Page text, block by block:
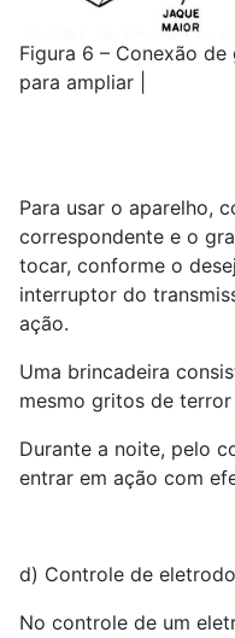
Figura 6 – Conexão
para ampliar |
Para usar o aparelho,
correspondente e o
tocar, conforme o
interruptor do
ação.
Uma brincadeira
mesmo gritos de
Durante a noite, pelo
entrar em ação com
d) Controle de
No controle de um